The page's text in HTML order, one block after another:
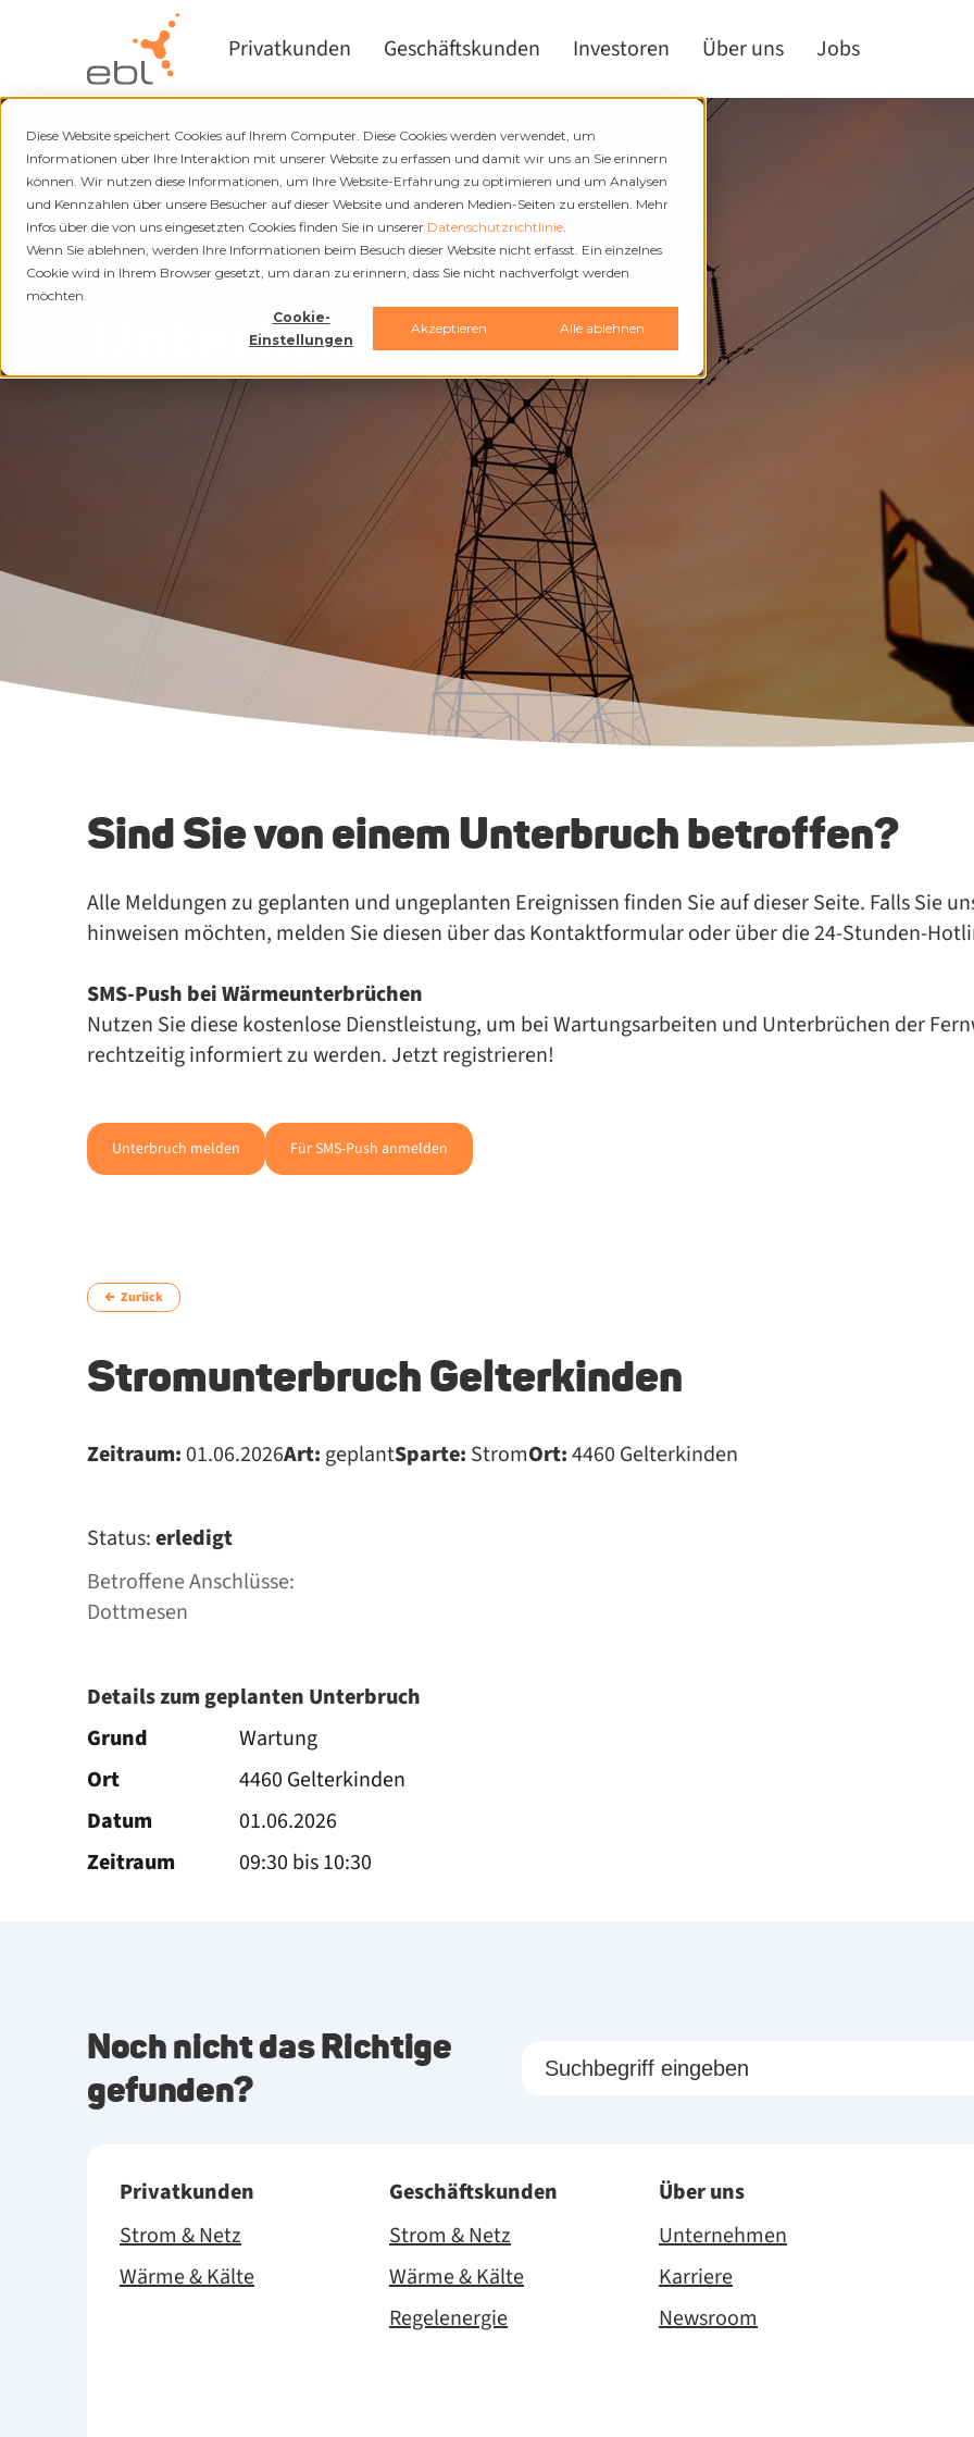
Diese Website speichert Cookies auf Ihrem Computer. Diese Cookies werden verwendet, um
Informationen über Ihre Interaktion mit unserer Website zu erfassen und damit wir uns an Sie erinnern
können. Wir nutzen diese Informationen, um Ihre Website-Erfahrung zu optimieren und um Analysen
und Kennzahlen über unsere Besucher auf dieser Website und anderen Medien-Seiten zu erstellen. Mehr
Infos über die von uns eingesetzten Cookies finden Sie in unserer Datenschutzrichtlinie.
Wenn Sie ablehnen, werden Ihre Informationen beim Besuch dieser Website nicht erfasst. Ein einzelnes
Cookie wird in Ihrem Browser gesetzt, um daran zu erinnern, dass Sie nicht nachverfolgt werden
möchten.
Cookie-
Einstellungen
Akzeptieren Alle ablehnen
Privatkunden Geschäftskunden Investoren Über uns Jobs
Strom und Fernwärme
Unterbrüche
Sind Sie von einem Unterbruch betroffen?
Alle Mel­dun­gen zu ge­plan­ten und un­ge­plan­ten Er­eig­nis­sen fin­den Sie auf die­ser Sei­te. Falls Sie
hin­wei­sen möch­ten, mel­den Sie die­sen über das Kontaktformular oder über die 24-Stun­den-
SMS-Push bei Wär­me­un­ter­brü­chen
Nut­zen Sie die­se kos­ten­lo­se Dienst­leis­tung, um bei War­tungs­ar­bei­ten und Un­ter­brü­chen der
recht­zei­tig in­for­miert zu wer­den. Jetzt registrieren!
Unterbruch melden Für SMS-Push anmelden
Zurück
Stromunterbruch Gelterkinden
Zeitraum:01.06.2026Art: geplantSparte: StromOrt:4460 Gelterkinden
Status:erledigt
Betroffene Anschlüsse:
Dottmesen
Details zum geplanten Unterbruch
Grund
Wartung
Ort
4460 Gelterkinden
Datum
01.06.2026
Zeitraum
09:30 bis 10:30
Noch nicht das Richtige
gefunden?
Privatkunden
Strom & Netz
Wärme & Kälte
Geschäftskunden
Strom & Netz
Wärme & Kälte
Regelenergie
Über uns
Unternehmen
Karriere
Newsroom